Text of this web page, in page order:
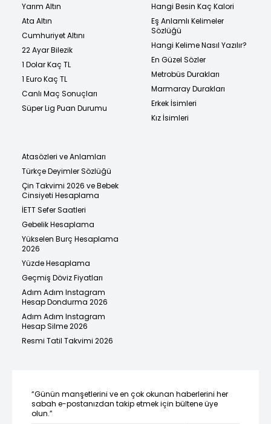
Yarım Altın
Ata Altın
Cumhuriyet Altını
22 Ayar Bilezik
1 Dolar Kaç TL
1 Euro Kaç TL
Canlı Maç Sonuçları
Süper Lig Puan Durumu
Hangi Besin Kaç Kalori
Eş Anlamlı Kelimeler
Sözlüğü
Hangi Kelime Nasıl Yazılır?
En Güzel Sözler
Metrobüs Durakları
Marmaray Durakları
Erkek İsimleri
Kız İsimleri
Atasözleri ve Anlamları
Türkçe Deyimler Sözlüğü
Çin Takvimi 2026 ve Bebek
Cinsiyeti Hesaplama
İETT Sefer Saatleri
Gebelik Hesaplama
Yükselen Burç Hesaplama
2026
Yüzde Hesaplama
Geçmiş Döviz Fiyatları
Adım Adım Instagram
Hesap Dondurma 2026
Adım Adım Instagram
Hesap Silme 2026
Resmi Tatil Takvimi 2026
“Günün manşetlerini ve en çok okunan haberlerini her
sabah e-postanızdan takip etmek için bültene üye
olun.”